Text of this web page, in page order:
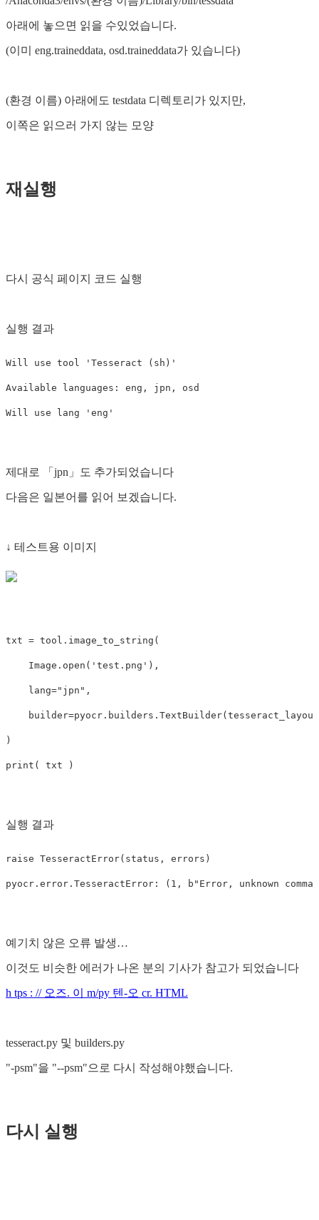
아래에 놓으면 읽을 수있었습니다.
(이미 eng.traineddata, osd.traineddata가 있습니다)
(환경 이름) 아래에도 testdata 디렉토리가 있지만,
이쪽은 읽으러 가지 않는 모양
재실행
다시 공식 페이지 코드 실행
실행 결과
Will use tool 'Tesseract (sh)'
Available languages : eng , jpn , osd
Will use lang 'eng'
제대로 「jpn」도 추가되었습니다
다음은 일본어를 읽어 보겠습니다.
↓ 테스트용 이미지
txt = tool . image_to_string (
Image . open ( 'test.png' ),
lang="jpn" ,
builder=pyocr . builders . TextBuilder(tesseract_layout
)
print ( txt )
실행 결과
raise TesseractError( status , errors )
pyocr . error . TesseractError : ( 1 , b "Error, unknown
예기치 않은 오류 발생…
이것도 비슷한 에러가 나온 분의 기사가 참고가 되었습니다
h tps : // 오즈. 이 m/py 텐-오 cr. HTML
tesseract.py 및 builders.py
"-psm"을 "--psm"으로 다시 작성해야했습니다.
다시 실행